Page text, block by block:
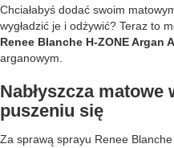
Chciałabyś dodać swoim
wygładzić je i odżywić? Teraz to
Renee Blanche H-ZONE Argan
arganowym.
Nabłyszcza matowe
puszeniu się
Za sprawą sprayu Renee